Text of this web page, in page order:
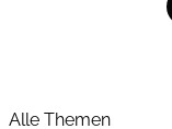
Alle Themen